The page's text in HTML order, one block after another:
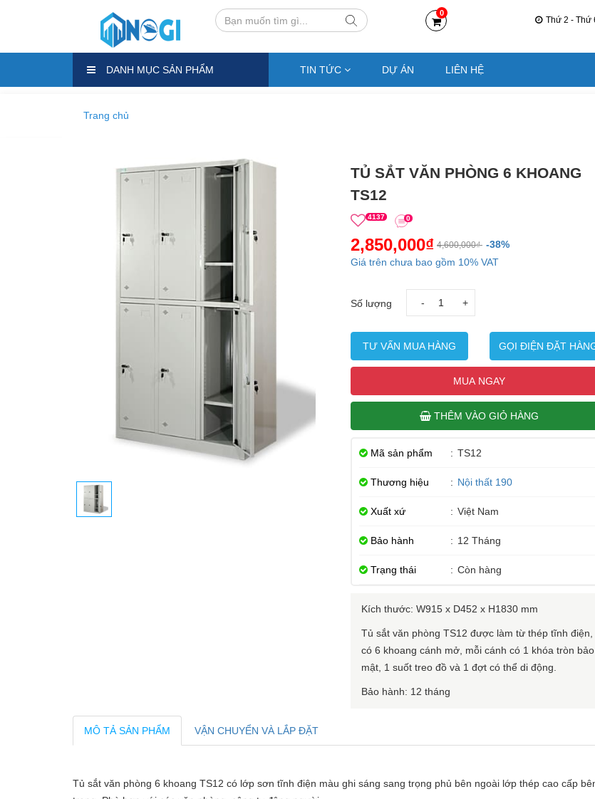
0
Thứ 2 - Thứ
DANH MỤC SẢN PHẨM TIN TỨC DỰ ÁN LIÊN HỆ
Trang chủ
TỦ SẮT VĂN PHÒNG 6 KHOANG
TS12
4137 0
2,850,000₫ 4,600,000₫ -38%
Giá trên chưa bao gồm 10% VAT
Số lượng - +
TƯ VẤN MUA HÀNG GỌI ĐIỆN ĐẶT
MUA NGAY
THÊM VÀO GIỎ HÀNG
Mã sản phẩm : TS12
Thương hiệu : Nội thất 190
Xuất xứ : Việt Nam
Bảo hành : 12 Tháng
Trạng thái : Còn hàng
Kích thước: W915 x D452 x H1830 mm
Tủ sắt văn phòng TS12 được làm từ thép tĩnh điện,
có 6 khoang cánh mở, mỗi cánh có 1 khóa tròn bảo
mật, 1 suốt treo đồ và 1 đợt có thể di động.
Bảo hành: 12 tháng
MÔ TẢ SẢN PHẨM VẬN CHUYỂN VÀ LẮP ĐẶT
Tủ sắt văn phòng 6 khoang TS12 có lớp sơn tĩnh điện màu ghi sáng sang trọng phủ bên ngoài lớp thép cao cấp